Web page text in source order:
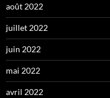
août 2022
juillet 2022
juin 2022
mai 2022
avril 2022